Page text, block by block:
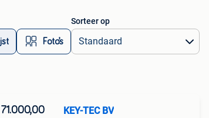
Foto’s
Sorteer op
KEY-TEC BV